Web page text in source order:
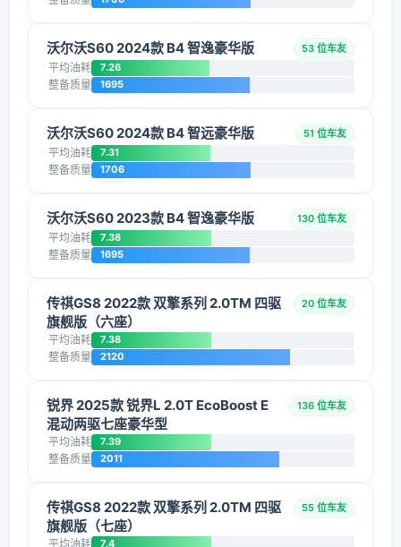
沃尔沃S60 2024款 B4 智逸豪华版 53 位车友
平均油耗 7.26
整备质量 1695
沃尔沃S60 2024款 B4 智远豪华版 51 位车友
平均油耗 7.31
整备质量 1706
沃尔沃S60 2023款 B4 智逸豪华版 130 位车友
平均油耗 7.38
整备质量 1695
传祺GS8 2022款 双擎系列 2.0TM 四驱
旗舰版（六座）
20 位车友
平均油耗 7.38
整备质量 2120
锐界 2025款 锐界L 2.0T EcoBoost E
混动两驱七座豪华型
136 位车友
平均油耗 7.39
整备质量 2011
传祺GS8 2022款 双擎系列 2.0TM 四驱
旗舰版（七座）
55 位车友
平均油耗 7.4